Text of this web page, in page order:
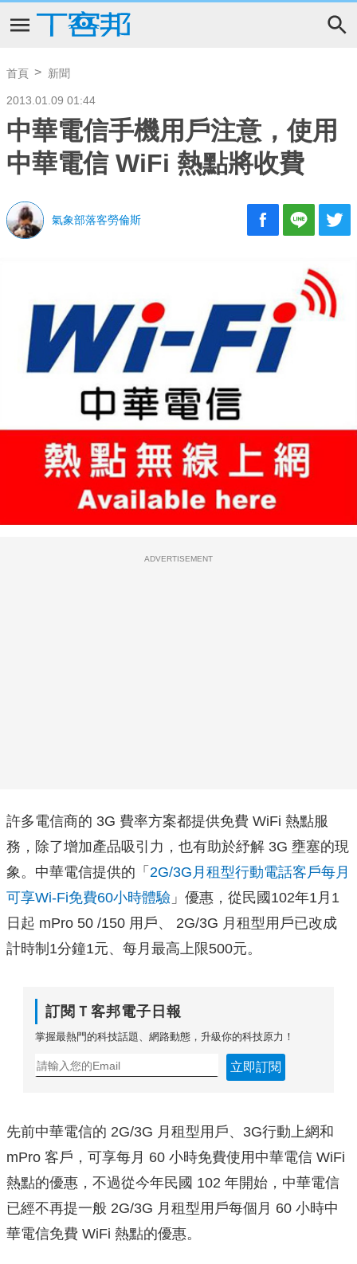
首頁 新聞
2013.01.09 01:44
中華電信手機用戶注意，使用
中華電信 WiFi 熱點將收費
氣象部落客勞倫斯
ADVERTISEMENT
許多電信商的 3G 費率方案都提供免費 WiFi 熱點服
務，除了增加產品吸引力，也有助於紓解 3G 壅塞的現
象。中華電信提供的「 2G/3G月租型行動電話客戶每月
可享Wi-Fi免費60小時體驗 」優惠，從民國102年1月1
日起 mPro 50 /150 用戶、 2G/3G 月租型用戶已改成
計時制1分鐘1元、每月最高上限500元。
訂閱Ｔ客邦電子日報
掌握最熱門的科技話題、網路動態，升級你的科技原力！
立即訂閱
先前中華電信的 2G/3G 月租型用戶、3G行動上網和
mPro 客戶，可享每月 60 小時免費使用中華電信 WiFi
熱點的優惠，不過從今年民國 102 年開始，中華電信
已經不再提一般 2G/3G 月租型用戶每個月 60 小時中
華電信免費 WiFi 熱點的優惠。